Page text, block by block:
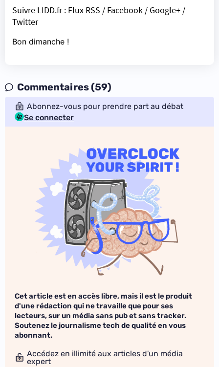
Suivre LIDD.fr: Flux RSS / Facebook / Google+ /
Twitter
Bon dimanche !
Commentaires (59)
Abonnez-vous pour prendre part au débat
Se connecter
Cet article est en accès libre, mais il est le produit
d'une rédaction qui ne travaille que pour ses
lecteurs, sur un média sans pub et sans tracker.
Soutenez le journalisme tech de qualité en vous
abonnant.
Accédez en illimité aux articles d'un média
expert